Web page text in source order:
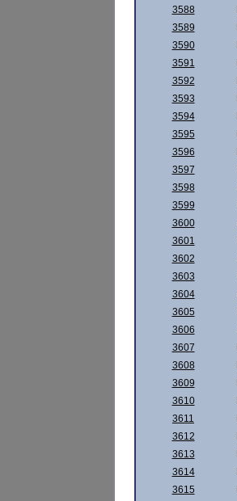
3588
3589
3590
3591
3592
3593
3594
3595
3596
3597
3598
3599
3600
3601
3602
3603
3604
3605
3606
3607
3608
3609
3610
3611
3612
3613
3614
3615